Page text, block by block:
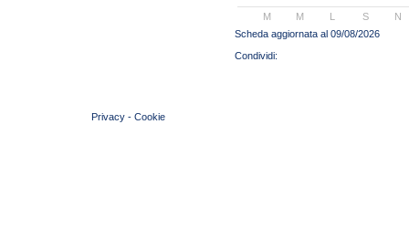
M M L S N
Scheda aggiornata al 09/08/2026
Privacy - Cookie